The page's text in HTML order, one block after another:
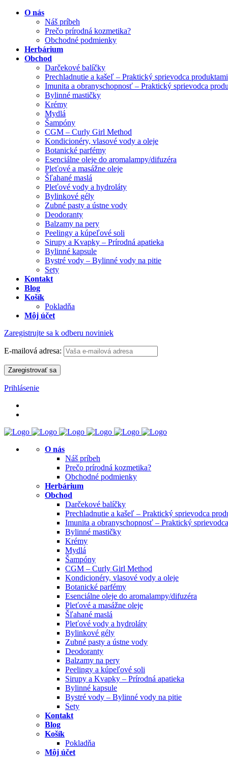
O nás
Náš príbeh
Prečo prírodná kozmetika?
Obchodné podmienky
Herbárium
Obchod
Darčekové balíčky
Prechladnutie a kašeľ – Praktický sprievodca produktami
Imunita a obranyschopnosť – Praktický sprievodca
Bylinné mastičky
Krémy
Mydlá
Šampóny
CGM – Curly Girl Method
Kondicionéry, vlasové vody a oleje
Botanické parfémy
Esenciálne oleje do aromalampy/difuzéra
Pleťové a masážne oleje
Šľahané maslá
Pleťové vody a hydroláty
Bylinkové gély
Zubné pasty a ústne vody
Deodoranty
Balzamy na pery
Peelingy a kúpeľové soli
Sirupy a Kvapky – Prírodná apatieka
Bylinné kapsule
Bystré vody – Bylinné vody na pitie
Sety
Kontakt
Blog
Košík
Pokladňa
Môj účet
Zaregistrujte sa k odberu noviniek
E-mailová adresa:
Prihlásenie
O nás
Náš príbeh
Prečo prírodná kozmetika?
Obchodné podmienky
Herbárium
Obchod
Darčekové balíčky
Prechladnutie a kašeľ – Praktický sprievodca
Imunita a obranyschopnosť – Praktický
Bylinné mastičky
Krémy
Mydlá
Šampóny
CGM – Curly Girl Method
Kondicionéry, vlasové vody a oleje
Botanické parfémy
Esenciálne oleje do aromalampy/difuzéra
Pleťové a masážne oleje
Šľahané maslá
Pleťové vody a hydroláty
Bylinkové gély
Zubné pasty a ústne vody
Deodoranty
Balzamy na pery
Peelingy a kúpeľové soli
Sirupy a Kvapky – Prírodná apatieka
Bylinné kapsule
Bystré vody – Bylinné vody na pitie
Sety
Kontakt
Blog
Košík
Pokladňa
Môj účet